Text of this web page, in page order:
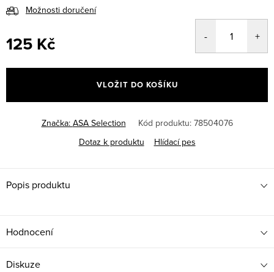
Možnosti doručení
125 Kč
cena:
VLOŽIT DO KOŠÍKU
Značka: ASA Selection Kód produktu: 78504076
Dotaz k produktu
Hlídací pes
Popis produktu
Hodnocení
Diskuze